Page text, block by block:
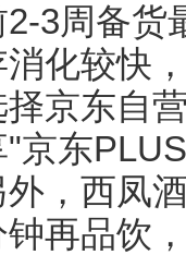
2-3周备货
消化较快
择京东自
"京东
外，西凤
钟再品饮